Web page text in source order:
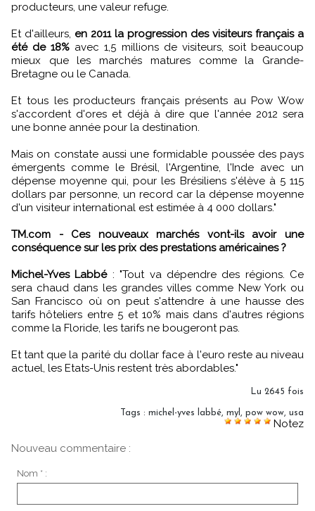
producteurs, une valeur refuge.
Et d'ailleurs, en 2011 la progression des visiteurs français a
été de 18% avec 1,5 millions de visiteurs, soit beaucoup
mieux que les marchés matures comme la Grande-
Bretagne ou le Canada.
Et tous les producteurs français présents au Pow Wow
s'accordent d'ores et déjà à dire que l'année 2012 sera
une bonne année pour la destination.
Mais on constate aussi une formidable poussée des pays
émergents comme le Brésil, l'Argentine, l'Inde avec un
dépense moyenne qui, pour les Brésiliens s'élève à 5 115
dollars par personne, un record car la dépense moyenne
d'un visiteur international est estimée à 4 000 dollars."
TM.com - Ces nouveaux marchés vont-ils avoir une
conséquence sur les prix des prestations américaines ?
Michel-Yves Labbé: "Tout va dépendre des régions. Ce
sera chaud dans les grandes villes comme New York ou
San Francisco où on peut s'attendre à une hausse des
tarifs hôteliers entre 5 et 10% mais dans d'autres régions
comme la Floride, les tarifs ne bougeront pas.
Et tant que la parité du dollar face à l'euro reste au niveau
actuel, les Etats-Unis restent très abordables."
Lu 2645 fois
Tags : michel-yves labbé, myl , pow wow, usa
Notez
Nouveau commentaire :
Nom * :